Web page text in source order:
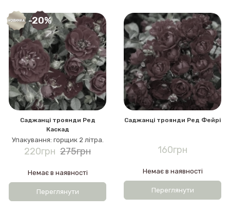
-20%
Саджанці троянди Ред
Каскад
Упакування: горщик 2 літра.
220грн 275грн
Немає в наявності
Переглянути
Саджанці троянди Ред Фейрі
160грн
Немає в наявності
Переглянути